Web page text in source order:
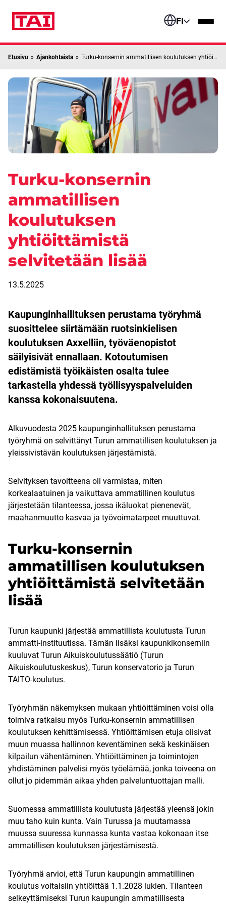
FI
Etusivu » Ajankohtaista » Turku-konsernin ammatillisen koulutuksen yhtiöittämistä selvitetään lisää
Turku-konsernin
ammatillisen
koulutuksen
yhtiöittämistä
selvitetään lisää
13.5.2025
Kaupunginhallituksen perustama työryhmä
suosittelee siirtämään ruotsinkielisen
koulutuksen Axxelliin, työväenopistot
säilyisivät ennallaan. Kotoutumisen
edistämistä työikäisten osalta tulee
tarkastella yhdessä työllisyyspalveluiden
kanssa kokonaisuutena.
Alkuvuodesta 2025 kaupunginhallituksen perustama
työryhmä on selvittänyt Turun ammatillisen koulutuksen ja
yleissivistävän koulutuksen järjestämistä.
Selvityksen tavoitteena oli varmistaa, miten
korkealaatuinen ja vaikuttava ammatillinen koulutus
järjestetään tilanteessa, jossa ikäluokat pienenevät,
maahanmuutto kasvaa ja työvoimatarpeet muuttuvat.
Turku-konsernin
ammatillisen koulutuksen
yhtiöittämistä selvitetään
lisää
Turun kaupunki järjestää ammatillista koulutusta Turun
ammatti-instituutissa. Tämän lisäksi kaupunkikonserniin
kuuluvat Turun Aikuiskoulutussäätiö (Turun
Aikuiskoulutuskeskus), Turun konservatorio ja Turun
TAITO-koulutus.
Työryhmän näkemyksen mukaan yhtiöittäminen voisi olla
toimiva ratkaisu myös Turku-konsernin ammatillisen
koulutuksen kehittämisessä. Yhtiöittämisen etuja olisivat
muun muassa hallinnon keventäminen sekä keskinäisen
kilpailun vähentäminen. Yhtiöittäminen ja toimintojen
yhdistäminen palvelisi myös työelämää, jonka toiveena on
ollut jo pidemmän aikaa yhden palveluntuottajan malli.
Suomessa ammatillista koulutusta järjestää yleensä jokin
muu taho kuin kunta. Vain Turussa ja muutamassa
muussa suuressa kunnassa kunta vastaa kokonaan itse
ammatillisen koulutuksen järjestämisestä.
Työryhmä arvioi, että Turun kaupungin ammatillinen
koulutus voitaisiin yhtiöittää 1.1.2028 lukien. Tilanteen
selkeyttämiseksi Turun kaupungin ammatillisesta